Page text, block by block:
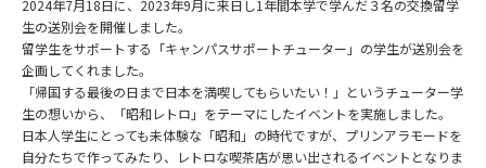
2024年7月18日に、2023年9月に来日し1年間本学で学んだ３名の交換留学
生の送別会を開催しました。
留学生をサポートする「キャンパスサポートチューター」の学生が送別会を
企画してくれました。
「帰国する最後の日まで日本を満喫してもらいたい！」というチューター学
生の想いから、「昭和レトロ」をテーマにしたイベントを実施しました。
日本人学生にとっても未体験な「昭和」の時代ですが、プリンアラモードを
自分たちで作ってみたり、レトロな喫茶店が思い出されるイベントとなりま